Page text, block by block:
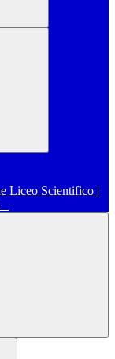
Liceo Scientifico |